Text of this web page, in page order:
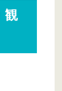
観